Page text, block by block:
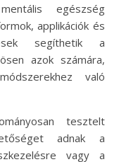
egészség
applikációk és
segíthetik a
azok számára,
való
tesztelt
adnak a
vagy a